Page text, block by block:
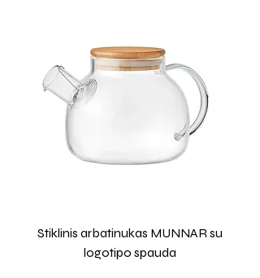
Stiklinis arbatinukas MUNNAR su
logotipo spauda